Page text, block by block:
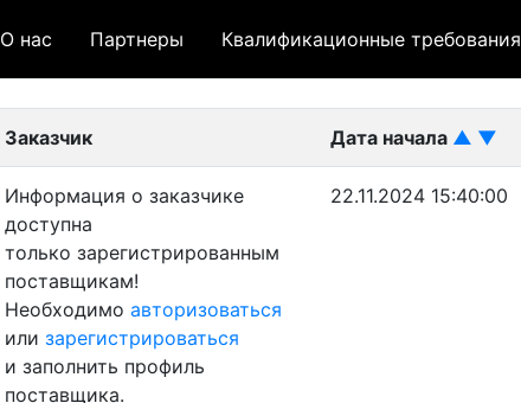
О нас Партнеры Квалификационные требования
Заказчик Дата начала ▲ ▼
Информация о заказчике
доступна
только зарегистрированным
поставщикам!
Необходимо авторизоваться
или зарегистрироваться
и заполнить профиль
поставщика.
22.11.2024 15:40:00